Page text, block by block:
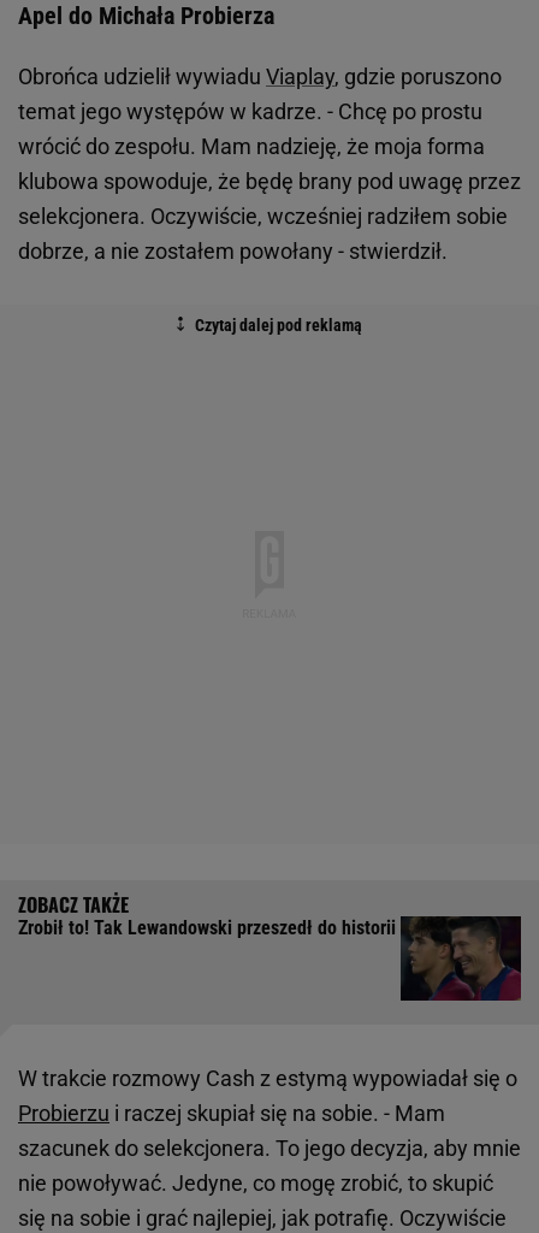
Apel do Michała Probierza
Obrońca udzielił wywiadu Viaplay, gdzie poruszono
temat jego występów w kadrze. - Chcę po prostu
wrócić do zespołu. Mam nadzieję, że moja forma
klubowa spowoduje, że będę brany pod uwagę przez
selekcjonera. Oczywiście, wcześniej radziłem sobie
dobrze, a nie zostałem powołany - stwierdził.
Zrobił to! Tak Lewandowski przeszedł do historii
W trakcie rozmowy Cash z estymą wypowiadał się o
Probierzu i raczej skupiał się na sobie. - Mam
szacunek do selekcjonera. To jego decyzja, aby mnie
nie powoływać. Jedyne, co mogę zrobić, to skupić
się na sobie i grać najlepiej, jak potrafię. Oczywiście